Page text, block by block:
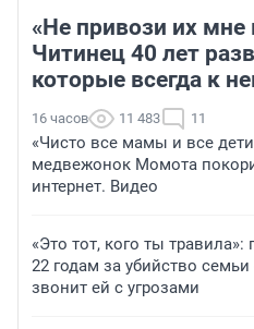
«Не привози их мне
Читинец 40 лет
которые всегда к
16 часов 11 483 11
«Чисто все мамы и все дети
медвежонок Момота
интернет. Видео
«Это тот, кого ты
22 годам за убийство
звонит ей с угрозами